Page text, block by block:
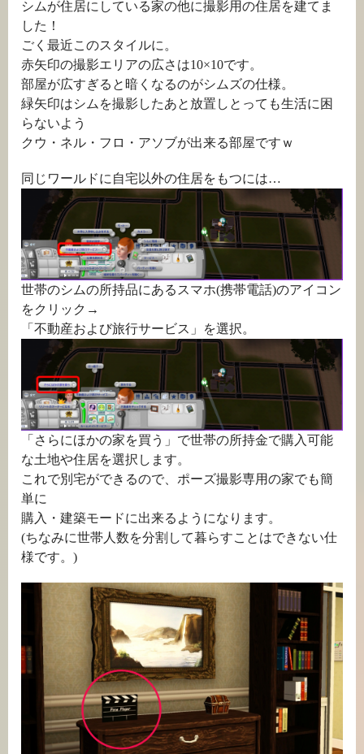
シムが住居にしている家の他に撮影用の住居を建てま
した！
ごく最近このスタイルに。
赤矢印の撮影エリアの広さは10×10です。
部屋が広すぎると暗くなるのがシムズの仕様。
緑矢印はシムを撮影したあと放置しとっても生活に困
らないよう
クウ・ネル・フロ・アソブが出来る部屋ですｗ
同じワールドに自宅以外の住居をもつには…
世帯のシムの所持品にあるスマホ(携帯電話)のアイコン
をクリック→
「不動産および旅行サービス」を選択。
「さらにほかの家を買う」で世帯の所持金で購入可能
な土地や住居を選択します。
これで別宅ができるので、ポーズ撮影専用の家でも簡
単に
購入・建築モードに出来るようになります。
(ちなみに世帯人数を分割して暮らすことはできない仕
様です。)